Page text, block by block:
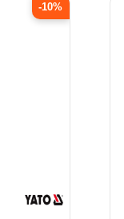
-10%